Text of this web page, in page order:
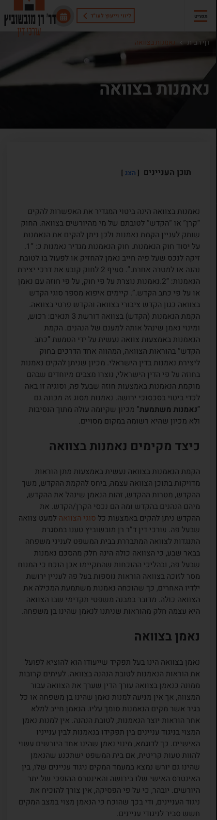
ליווי וייעוץ לעו"ד תפריט
דף הבית נאמנות בצוואה
נאמנות בצוואה
תוכן העניינים הצג
נאמנות בצוואה הינה ביטוי המגדיר את האפשרות להקים
“קרן” או “הקדש” לטובתם של מי מהיורשים בצוואה. החוק
שותק לעניין הקמת נאמנות ולכן ניתן להקים את הנאמנות
על יסוד חוק הנאמנות. חוק הנאמנות מגדיר נאמנות כ: “1.
זיקה לנכס שעל פיה חייב נאמן להחזיק או לפעול בו לטובת
נהנה או למטרה אחרת.”. סעיף 2 לחוק קובע את דרכי יצירת
הנאמנות: “2.נאמנות נוצרת על פי חוק, על פי חוזה עם נאמן
או על פי כתב הקדש.”. קיימים איפוא מספר סוגי הקדש
בצוואה כגון הקדש ציבורי בצוואה והקדש פרטי בצוואה.
הקמת הנאמנות (הקדש) בצוואה דורשת 3 תנאים: רכוש,
ומינוי נאמן שינהל אותה למענם של הנהנים. הקמת
הנאמנות באמצעות צוואה נעשית על ידי הטמעת “כתב
הקדש” בהוראות הצוואה, המהווה אחד הדרכים בחוק
ליצירת נאמנות בדין הישראלי. מכיון שניתן להקים נאמנות
בחוזה על פי הדין הישראלי, נוצרו מצבים מיוחדים שבהם
מוקמת הנאמנות באמצעות חוזה שבעל פה, וסוגיה זו באה
לכדי ביטוי בסכסוכי ירושה. נאמנות מסוג זה מכונה גם
“נאמנות משתמעת” מכיון שקיומה עולה מתוך הנסיבות
ולא מכיון שהיא רשומה במקום מסויים.
כיצד מקימים נאמנות בצוואה
הקמת הנאמנות בצוואה נעשית באמצעות מתן הוראות
מדויקות בתוכן הצוואה עצמה, ביחס להקמת ההקדש, משך
ההקדש, מטרות ההקדש, זהות הנאמן שינהל את ההקדש,
מיהם הנהנים בהקדש ומה הם נכסי הקרן/הקדש. את
ההקדש ניתן להקים באמצעות כל סוגי הצוואהלמעט צוואה
שבעל פה. עורכי דין ד”ר רן מובשוביץ טענו במסגרת
התנגדות לצוואה המתבררת בבית המשפט לעניני משפחה
בבאר שבע, כי הצוואה כולה הינה חלק מהסכם נאמנות
שבעל פה, ובהליכי ההוכחות שהתקיימו אכן הוכח כי המנוח
מסר לזוכה בצוואה הוראות נוספות בעל פה לעניין ירושת
ילדיו האחרים, כך שהוכחה נאמנות משתמעת המכילה את
הצוואה כולה. מדובר במבנה משפטי תקדימי שבו הצוואה
היא עצמה חלק מהוראות שניתנו לנאמן שהינו בן משפחה.
נאמן בצוואה
נאמן בצוואה הינו בעל תפקיד שייעודו הוא להוציא לפועל
את הוראות הנאמנות לטובת הנהנה בצוואה. לעיתים קרובות
ממונה כנאמן בצוואה עורך הדין שערך את הצוואה עבור
המצווה, אך אין מניעה למנות נאמן שהינו בן משפחה או כל
בגיר אשר מקים הנאמנות סומך עליו. הנאמן חייב למלא
אחר הוראות יוצר הנאמנות, לטובת הנהנה. אין למנות נאמן
המצוי בניגוד עניינים בין תפקידו בנאמנות לבין ענייניו
האישיים. כך לדוגמא, מינוי נאמן שהינו אחד היורשים עשוי
להוות טעות קריטית, אם בית המשפט ישתכנע שהנאמן
שהינו גם יורש נמצא במעמד המקים ניגוד עניינים שלו, בין
האינטרס האישי שלו בירושה והאינטרס ההופכי של יתר
היורשים. יובהר, כי על פי הפסיקה, אין צורך להוכיח את
ניגוד העניינים, ודי בכך שהוכח כי הנאמן מצוי במצב המקים
חשש סביר לניגודי עניינים.